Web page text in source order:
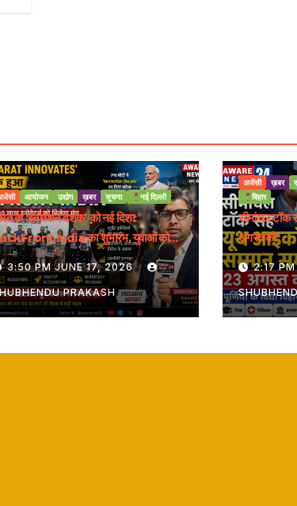
आयोजन उद्योग ख़बर सूचना नई दिल्ली
के ‘इनोवेशन दशक’ को नई दिशा:
India का शुभारंभ, युवाओं को
राष्ट्रीय मंच
3:50 PM JUNE 17, 2026
PRAKASH
अजेंसी ख़बर
बिहार
सीमांचल टॉक
अगस्त को
2:17